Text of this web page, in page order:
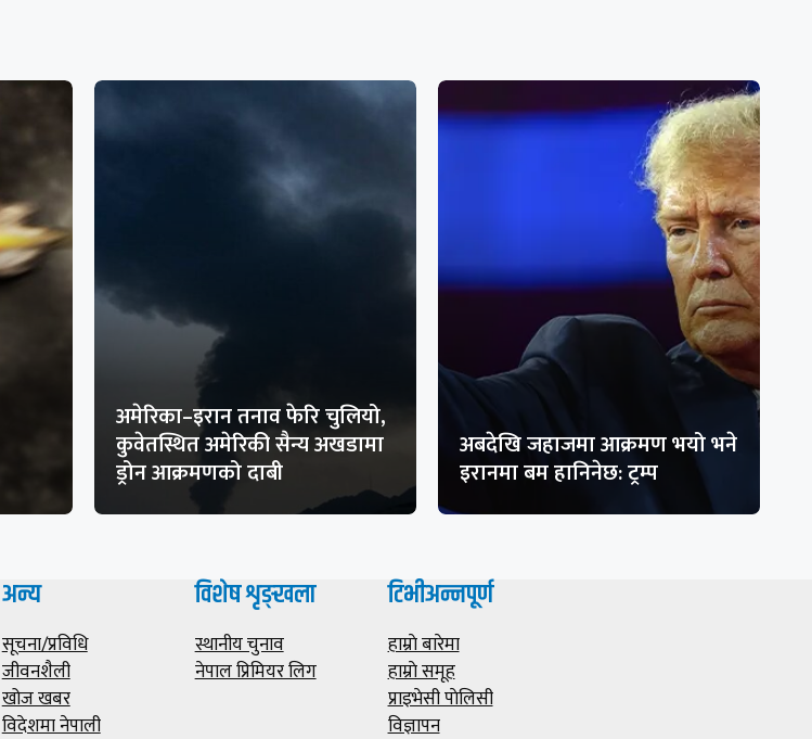
अमेरिका–इरान तनाव फेरि चुलियो,
कुवेतस्थित अमेरिकी सैन्य अखडामा
ड्रोन आक्रमणको दाबी
अबदेखि जहाजमा आक्रमण भयो भने
इरानमा बम हानिनेछ: ट्रम्प
अन्य
सूचना/प्रविधि
जीवनशैली
खोज खबर
विदेशमा नेपाली
विशेष शृङ्खला
स्थानीय चुनाव
नेपाल प्रिमियर लिग
टिभीअन्नपूर्ण
हाम्राे बारेमा
हाम्राे समूह
प्राइभेसी पाेलिसी
विज्ञापन